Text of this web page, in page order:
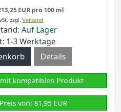
EUR pro 100 ml
zzgl. Versand
Auf Lager
1-3 Werktage
Details
mit kompatiblen Produkt
von: 81,95 EUR